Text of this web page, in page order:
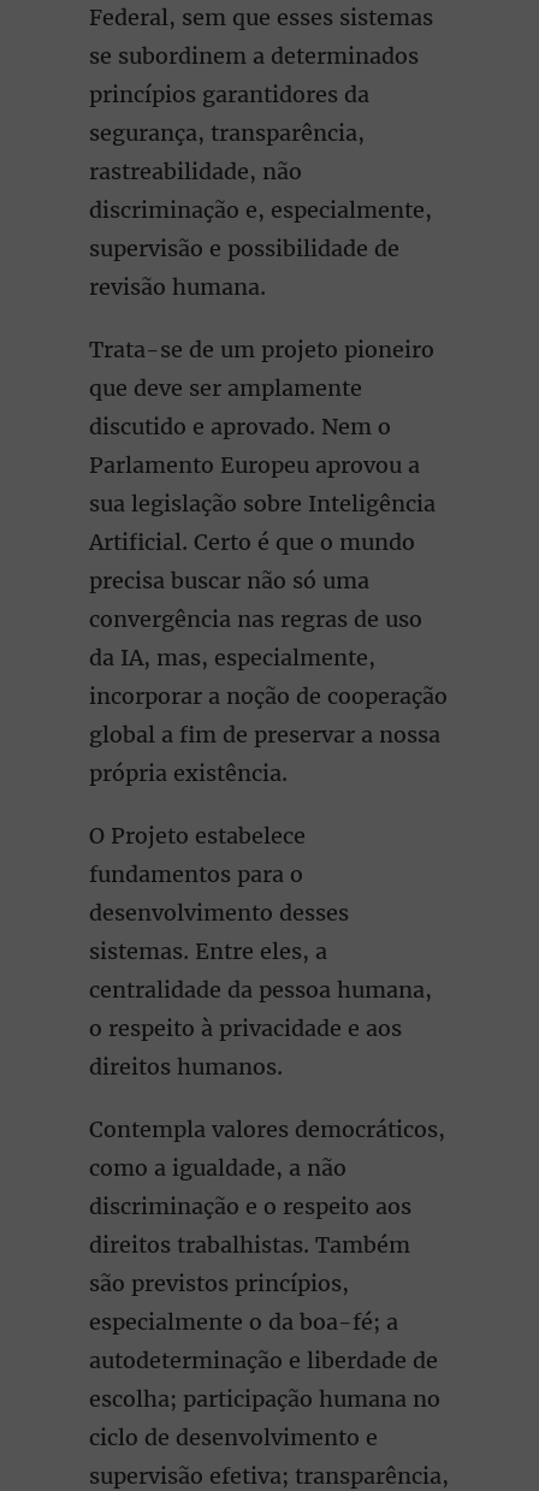
Federal, sem que esses sistemas
se subordinem a determinados
princípios garantidores da
segurança, transparência,
rastreabilidade, não
discriminação e, especialmente,
supervisão e possibilidade de
revisão humana.
Trata-se de um projeto pioneiro
que deve ser amplamente
discutido e aprovado. Nem o
Parlamento Europeu aprovou a
sua legislação sobre Inteligência
Artificial. Certo é que o mundo
precisa buscar não só uma
convergência nas regras de uso
da IA, mas, especialmente,
incorporar a noção de cooperação
global a fim de preservar a nossa
própria existência.
O Projeto estabelece
fundamentos para o
desenvolvimento desses
sistemas. Entre eles, a
centralidade da pessoa humana,
o respeito à privacidade e aos
direitos humanos.
Contempla valores democráticos,
como a igualdade, a não
discriminação e o respeito aos
direitos trabalhistas. Também
são previstos princípios,
especialmente o da boa-fé; a
autodeterminação e liberdade de
escolha; participação humana no
ciclo de desenvolvimento e
supervisão efetiva; transparência,